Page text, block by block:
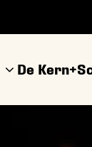
De Kern+